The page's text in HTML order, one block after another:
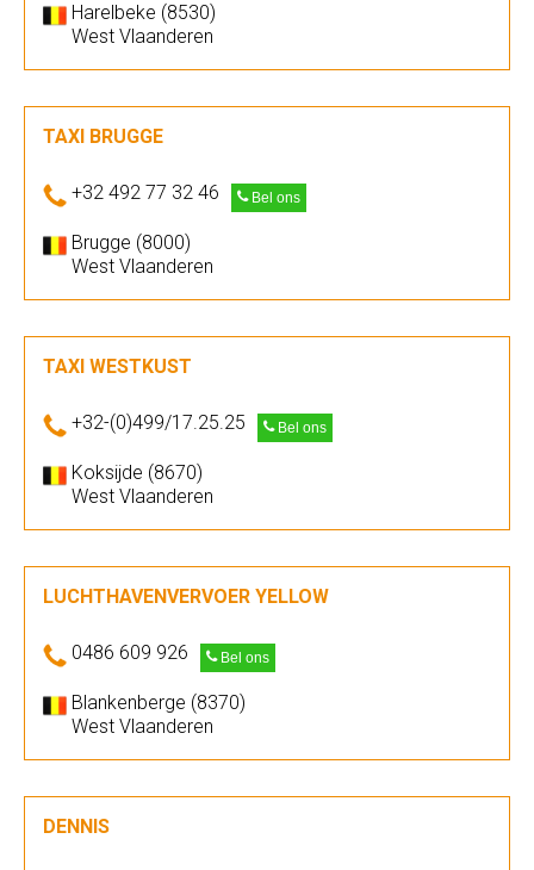
Harelbeke (8530)
West Vlaanderen
TAXI BRUGGE
+32 492 77 32 46 Bel ons
Brugge (8000)
West Vlaanderen
TAXI WESTKUST
+32-(0)499/17.25.25 Bel ons
Koksijde (8670)
West Vlaanderen
LUCHTHAVENVERVOER YELLOW
0486 609 926 Bel ons
Blankenberge (8370)
West Vlaanderen
DENNIS